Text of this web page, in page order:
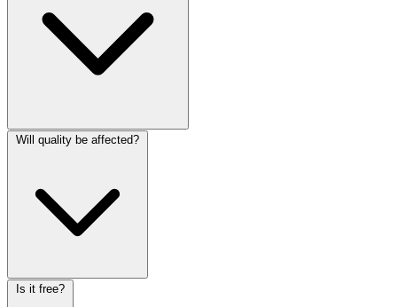
Will quality be affected?
Is it free?